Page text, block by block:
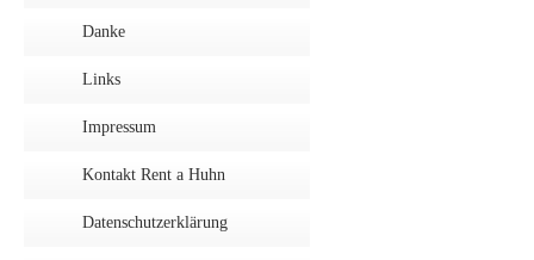
Danke
Links
Impressum
Kontakt Rent a Huhn
Datenschutzerklärung